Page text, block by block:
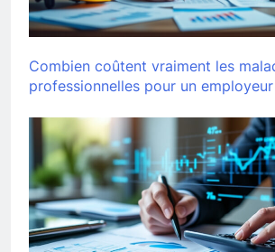
Combien coûtent vraiment les
professionnelles pour un